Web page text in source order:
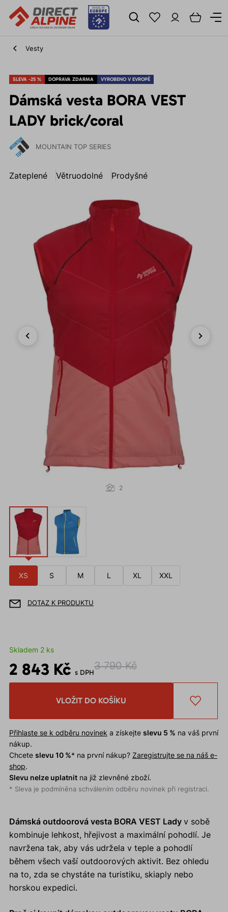
Vesty
SLEVA -25 % DOPRAVA ZDARMA VYROBENO V EVROPĚ
Dámská vesta BORA VEST
LADY brick/coral
MOUNTAIN TOP SERIES
Zateplené Větruodolné Prodyšné
2
XS S M L XL XXL
DOTAZ K PRODUKTU
Skladem 2 ks
2 843 Kč s DPH
3 790 Kč
VLOŽIT DO KOŠÍKU
Přihlaste se k odběru novinek a získejte slevu 5 % na váš první
nákup.
Chcete slevu 10 %* na první nákup? Zaregistrujte se na náš e-
shop.
Slevu nelze uplatnitna již zlevněné zboží.
* Sleva je podmíněna schválením odběru novinek při registraci.
Dámská outdoorová vesta BORA VEST Lady v sobě
kombinuje lehkost, hřejivost a maximální pohodlí. Je
navržena tak, aby vás udržela v teple a pohodlí
během všech vaší outdoorových aktivit. Bez ohledu
na to, zda se chystáte na turistiku, skiaply nebo
horskou expedici.